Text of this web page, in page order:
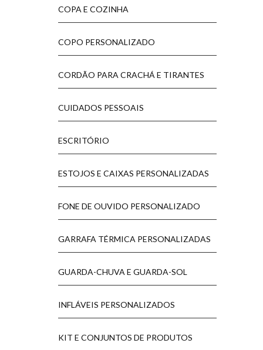
COPA E COZINHA
COPO PERSONALIZADO
CORDÃO PARA CRACHÁ E TIRANTES
CUIDADOS PESSOAIS
ESCRITÓRIO
ESTOJOS E CAIXAS PERSONALIZADAS
FONE DE OUVIDO PERSONALIZADO
GARRAFA TÉRMICA PERSONALIZADAS
GUARDA-CHUVA E GUARDA-SOL
INFLÁVEIS PERSONALIZADOS
KIT E CONJUNTOS DE PRODUTOS